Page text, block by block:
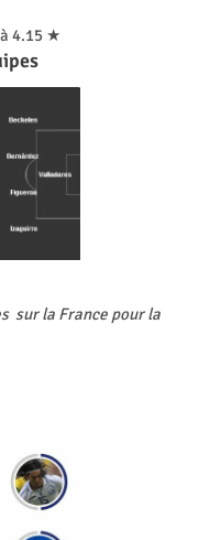
4.15 ★
sur la France pour la